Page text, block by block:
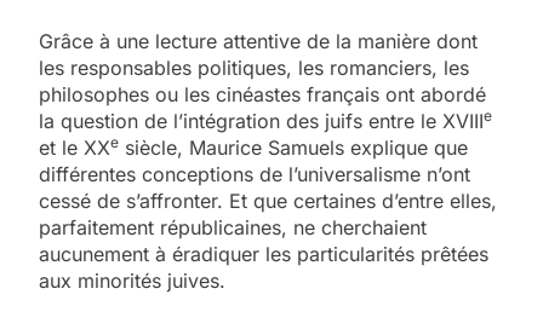
Grâce à une lecture attentive de la manière dont
les responsables politiques, les romanciers, les
philosophes ou les cinéastes français ont abordé
la question de l’intégration des juifs entre le XVIIIe
et le XXe siècle, Maurice Samuels explique que
différentes conceptions de l’universalisme n’ont
cessé de s’affronter. Et que certaines d’entre elles,
parfaitement républicaines, ne cherchaient
aucunement à éradiquer les particularités prêtées
aux minorités juives.